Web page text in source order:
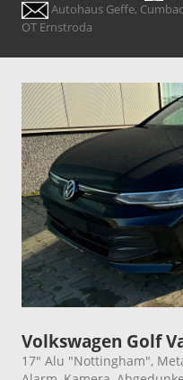
Autohaus Geffe,
OT Ernstroda
Volkswagen Golf
17" Alu "Nottingham",